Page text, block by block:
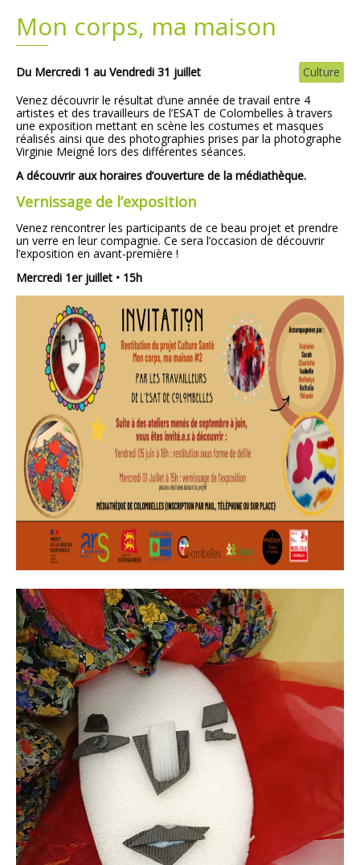
Mon corps, ma maison
Du Mercredi 1 au Vendredi 31 juillet
Culture
Venez découvrir le résultat d’une année de travail entre 4
artistes et des travailleurs de l’ESAT de Colombelles à travers
une exposition mettant en scène les costumes et masques
réalisés ainsi que des photographies prises par la photographe
Virginie Meigné lors des différentes séances.
A découvrir aux horaires d’ouverture de la médiathèque.
Vernissage de l’exposition
Venez rencontrer les participants de ce beau projet et prendre
un verre en leur compagnie. Ce sera l’occasion de découvrir
l’exposition en avant-première !
Mercredi 1er juillet • 15h
Plans
Demandes légales
Emploi
Marchés publics
Grands projets